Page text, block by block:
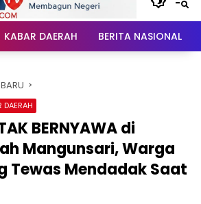
KABAR DAERAH BERITA NASIONAL
DAERAH
BERNYAWA di
Mangunsari, Warga
Tewas Mendadak Saat